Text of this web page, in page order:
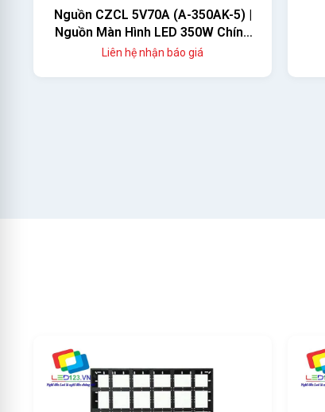
Nguồn CZCL 5V70A (A-350AK-5) |
Nguồn Màn Hình LED 350W Chính
Hãng
Liên hệ nhận báo giá